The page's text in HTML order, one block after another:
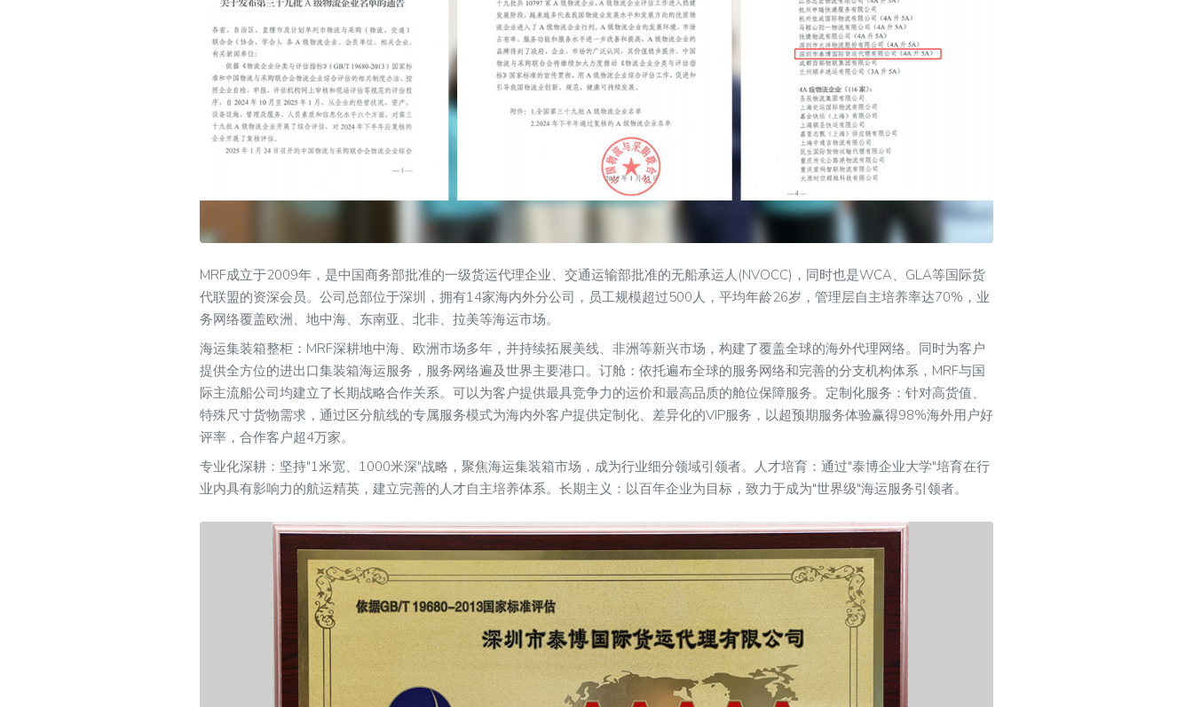
MRF成立于2009年，是中国商务部批准的一级货运代理企业、交通运输部批准的无船承运人(NVOCC)，同时也是WCA、GLA等国际货
代联盟的资深会员。公司总部位于深圳，拥有14家海内外分公司，员工规模超过500人，平均年龄26岁，管理层自主培养率达70%，业
务网络覆盖欧洲、地中海、东南亚、北非、拉美等海运市场。
海运集装箱整柜：MRF深耕地中海、欧洲市场多年，并持续拓展美线、非洲等新兴市场，构建了覆盖全球的海外代理网络。同时为客户
提供全方位的进出口集装箱海运服务，服务网络遍及世界主要港口。订舱：依托遍布全球的服务网络和完善的分支机构体系，MRF与国
际主流船公司均建立了长期战略合作关系。可以为客户提供最具竞争力的运价和最高品质的舱位保障服务。定制化服务：针对高货值、
特殊尺寸货物需求，通过区分航线的专属服务模式为海内外客户提供定制化、差异化的VIP服务，以超预期服务体验赢得98%海外用户好
评率，合作客户超4万家。
专业化深耕：坚持"1米宽、1000米深"战略，聚焦海运集装箱市场，成为行业细分领域引领者。人才培育：通过"泰博企业大学"培育在行
业内具有影响力的航运精英，建立完善的人才自主培养体系。长期主义：以百年企业为目标，致力于成为"世界级"海运服务引领者。